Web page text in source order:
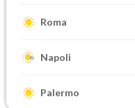
Roma
Napoli
Palermo